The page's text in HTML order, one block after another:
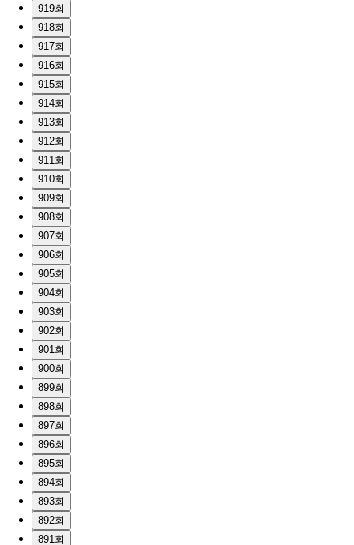
919회
918회
917회
916회
915회
914회
913회
912회
911회
910회
909회
908회
907회
906회
905회
904회
903회
902회
901회
900회
899회
898회
897회
896회
895회
894회
893회
892회
891회